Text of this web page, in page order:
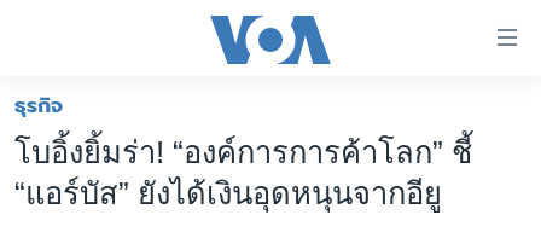
ต่อ
ข้าม
เนื้อหา
หน้าหลัก
โลก
เอเชีย
ธุรกิจ
โบอิ้งยิ้มร่า! “องค์การการค้าโลก” ชี้
“แอร์บัส” ยังได้เงินอุดหนุนจากอียู